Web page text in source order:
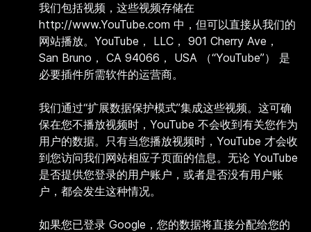
我们包括视频，这些视频存储在
http://www.YouTube.com 中，但可以直接从我们的
网站播放。YouTube， LLC， 901 Cherry Ave，
San Bruno， CA 94066， USA （“YouTube”） 是
必要插件所需软件的运营商。
我们通过“扩展数据保护模式”集成这些视频。这可确
保在您不播放视频时，YouTube 不会收到有关您作为
用户的数据。只有当您播放视频时，YouTube 才会收
到您访问我们网站相应子页面的信息。无论 YouTube
是否提供您登录的用户账户，或者是否没有用户账
户，都会发生这种情况。
如果您已登录 Google，您的数据将直接分配给您的